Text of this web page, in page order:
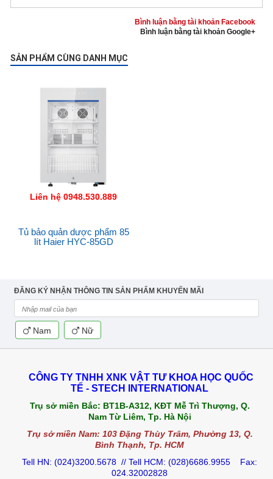
Bình luận bằng tài khoản Facebook
Bình luận bằng tài khoản Google+
SẢN PHẨM CÙNG DANH MỤC
Liên hệ 0948.530.889
Tủ bảo quản dược phẩm 85
lít Haier HYC-85GD
ĐĂNG KÝ NHẬN THÔNG TIN SẢN PHẨM KHUYẾN MÃI
Nam Nữ
CÔNG TY TNHH XNK VẬT TƯ KHOA HỌC QUỐC
TẾ - STECH INTERNATIONAL
Trụ sở miền Bắc: BT1B-A312, KĐT Mễ Trì Thượng, Q.
Nam Từ Liêm, Tp. Hà Nội
Trụ sở miền Nam: 103 Đặng Thùy Trâm, Phường 13, Q.
Bình Thạnh, Tp. HCM
Tell HN: (024)3200.5678 // Tell HCM: (028)6686.9955 Fax:
024.32002828